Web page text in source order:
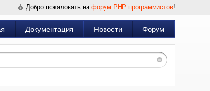
Добро пожаловать на форум PHP программистов!
Документация Новости Форум